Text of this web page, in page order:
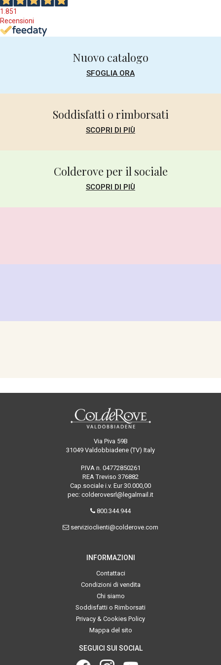
1.851
Recensioni
Nuovo catalogo
SFOGLIA ORA
Soddisfatti o rimborsati
SCOPRI DI PIÙ
Colderove per il sociale
SCOPRI DI PIÙ
Via Piva 59B
31049 Valdobbiadene (TV) Italy
P.IVA n. 04772850261
REA Treviso 376882
Cap.sociale i.v. Eur 30.000,00
pec: colderovesrl@legalmail.it
800.344.944
servizioclienti@colderove.com
INFORMAZIONI
Contattaci
Condizioni di vendita
Chi siamo
Soddisfatti o Rimborsati
Privacy & Cookies Policy
Mappa del sito
SEGUICI SUI SOCIAL